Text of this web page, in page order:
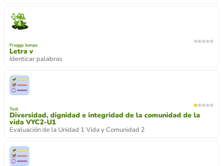
Froggy Jumps
Letra v
Identicar palabras
Test
Diversidad, dignidad e integridad de la comunidad de la
vida VYC2-U1
Evaluación de la Unidad 1 Vida y Comunidad 2